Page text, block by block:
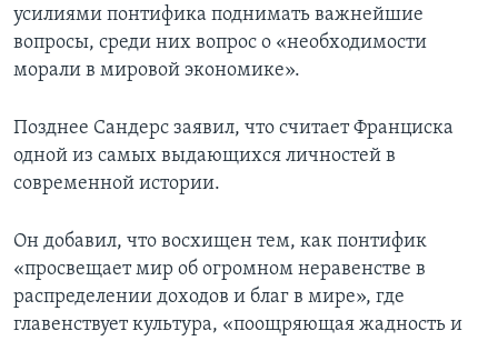
усилиями понтифика поднимать важнейшие
вопросы, среди них вопрос о «необходимости
морали в мировой экономике».
Позднее Сандерс заявил, что считает Франциска
одной из самых выдающихся личностей в
современной истории.
Он добавил, что восхищен тем, как понтифик
«просвещает мир об огромном неравенстве в
распределении доходов и благ в мире», где
главенствует культура, «поощряющая жадность и